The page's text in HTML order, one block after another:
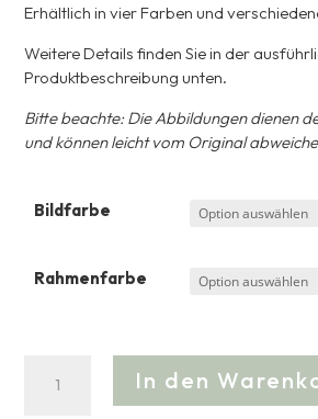
Erhältlich in vier Farben und
Weitere Details finden Sie in der
Produktbeschreibung unten.
Bitte beachte: Die Abbildungen dienen
und können leicht vom Original
Bildfarbe
Rahmenfarbe
Islandmoos
In den